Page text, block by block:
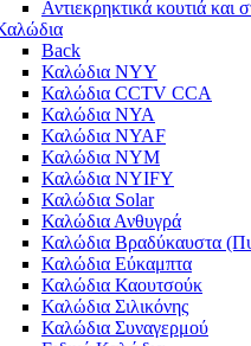
Αντιεκρηκτικά κουτιά και
Back
Καλώδια NYY
Καλώδια CCTV CCA
Καλώδια NYA
Καλώδια NYAF
Καλώδια NYΜ
Καλώδια ΝΥΙFY
Καλώδια Solar
Καλώδια Ανθυγρά
Καλώδια Βραδύκαυστα
Καλώδια Εύκαμπτα
Καλώδια Καουτσούκ
Καλώδια Σιλικόνης
Καλώδια Συναγερμού